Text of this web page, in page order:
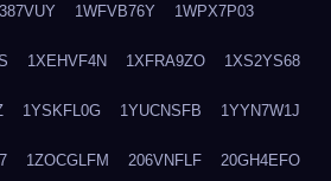
1WFVB76Y 1WPX7P03
1XEHVF4N 1XFRA9ZO 1XS2YS68
1YSKFL0G 1YUCNSFB 1YYN7W1J
1ZOCGLFM 206VNFLF 20GH4EFO